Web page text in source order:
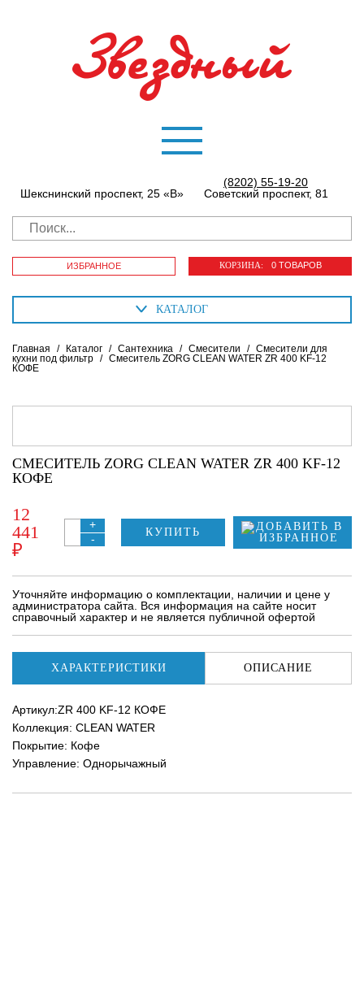
Шекснинский проспект, 25 «В»
(8202) 55-19-20
Советский проспект, 81
ИЗБРАННОЕ КОРЗИНА: 0 ТОВАРОВ
КАТАЛОГ
Главная / Каталог / Сантехника / Смесители / Смесители для
кухни под фильтр / Смеситель ZORG CLEAN WATER ZR 400 KF-12
КОФЕ
СМЕСИТЕЛЬ ZORG CLEAN WATER ZR 400 KF-12
КОФЕ
12
441
₽
+
-
КУПИТЬ
Уточняйте информацию о комплектации, наличии и цене у
администратора сайта. Вся информация на сайте носит
справочный характер и не является публичной офертой
ХАРАКТЕРИСТИКИ ОПИСАНИЕ
Артикул:ZR 400 KF-12 КОФЕ
Коллекция: CLEAN WATER
Покрытие: Кофе
Управление: Однорычажный